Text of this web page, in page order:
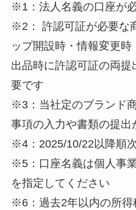
※1：法人名義の口座が
※2： 許認可証が必要な
ップ開設時・情報変更
出品時に許認可証の両
要です
※3：当社定のブランド
事項の入力や書類の提出
※4：2025/10/22以降順次
※5：口座名義は個人事
を指定してください
※6：過去2年以内の所得